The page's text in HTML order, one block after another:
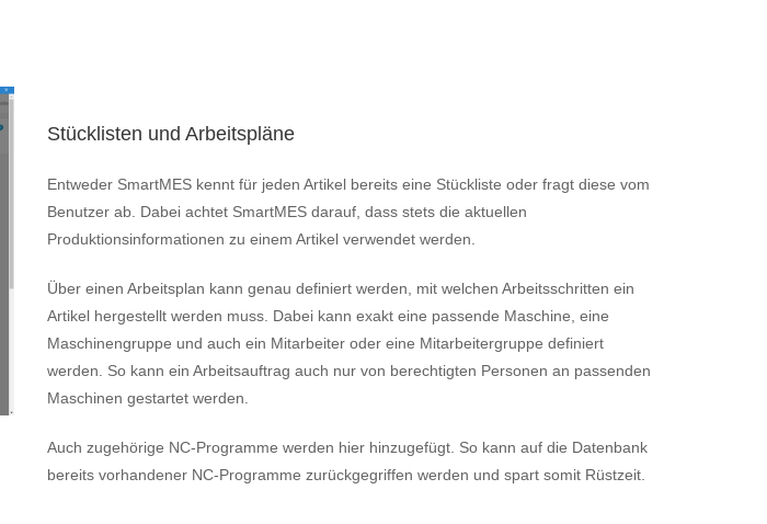
Stücklisten und Arbeitspläne
Entweder SmartMES kennt für jeden Artikel bereits eine Stückliste oder fragt diese vom
Benutzer ab. Dabei achtet SmartMES darauf, dass stets die aktuellen
Produktionsinformationen zu einem Artikel verwendet werden.
Über einen Arbeitsplan kann genau definiert werden, mit welchen Arbeitsschritten ein
Artikel hergestellt werden muss. Dabei kann exakt eine passende Maschine, eine
Maschinengruppe und auch ein Mitarbeiter oder eine Mitarbeitergruppe definiert
werden. So kann ein Arbeitsauftrag auch nur von berechtigten Personen an passenden
Maschinen gestartet werden.
Auch zugehörige NC-Programme werden hier hinzugefügt. So kann auf die Datenbank
bereits vorhandener NC-Programme zurückgegriffen werden und spart somit Rüstzeit.